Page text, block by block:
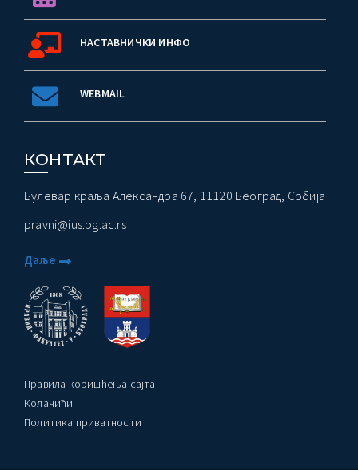
НАСТАВНИЧКИ ИНФО
WEBMAIL
КОНТАКТ
Булевар краља Александра 67, 11120 Београд, Србија
pravni@ius.bg.ac.rs
Даље
Правила коришћења сајта
Колачићи
Политика приватности